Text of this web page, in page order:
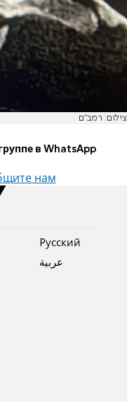
צילום: רמב"ם
в WhatsApp
нам
Pусский
عربية